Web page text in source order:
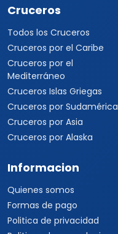
Cruceros
Todos los Cruceros
Cruceros por el Caribe
Cruceros por el
Mediterráneo
Cruceros Islas Griegas
Cruceros por Sudamérica
Cruceros por Asia
Cruceros por Alaska
Informacion
Quienes somos
Formas de pago
Politica de privacidad